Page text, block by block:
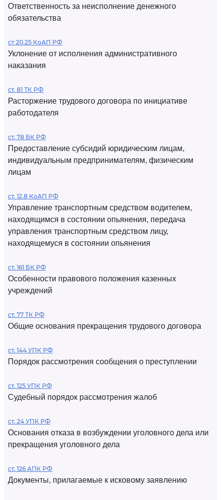
Ответственность за неисполнение денежного
обязательства
ст 20.25 КоАП РФ
Уклонение от исполнения административного
наказания
ст. 81 ТК РФ
Расторжение трудового договора по инициативе
работодателя
ст. 78 БК РФ
Предоставление субсидий юридическим лицам,
индивидуальным предпринимателям, физическим
лицам
ст. 12.8 КоАП РФ
Управление транспортным средством водителем,
находящимся в состоянии опьянения, передача
управления транспортным средством лицу,
находящемуся в состоянии опьянения
ст. 161 БК РФ
Особенности правового положения казенных
учреждений
ст. 77 ТК РФ
Общие основания прекращения трудового договора
ст. 144 УПК РФ
Порядок рассмотрения сообщения о преступлении
ст. 125 УПК РФ
Судебный порядок рассмотрения жалоб
ст. 24 УПК РФ
Основания отказа в возбуждении уголовного дела или
прекращения уголовного дела
ст. 126 АПК РФ
Документы, прилагаемые к исковому заявлению